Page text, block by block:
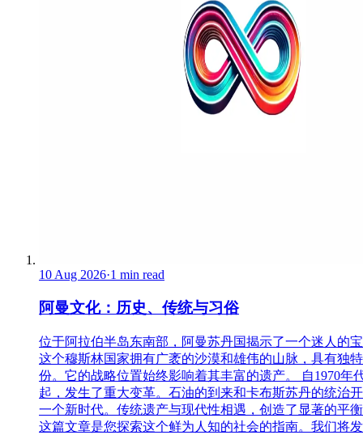
10 Aug 2026·1 min read
阿曼文化：历史、传统与习俗
位于阿拉伯半岛东南部，阿曼苏丹国揭示了一个迷人的
这个穆斯林国家拥有广袤的沙漠和雄伟的山脉，具有独
份。它的战略位置始终影响着其丰富的遗产。 自1970年
起，发生了重大变革。石油的到来和卡布斯苏丹的统治
一个新时代。传统遗产与现代性相遇，创造了显著的平
这篇文章是您探索这个鲜为人知的社会的指南。我们将